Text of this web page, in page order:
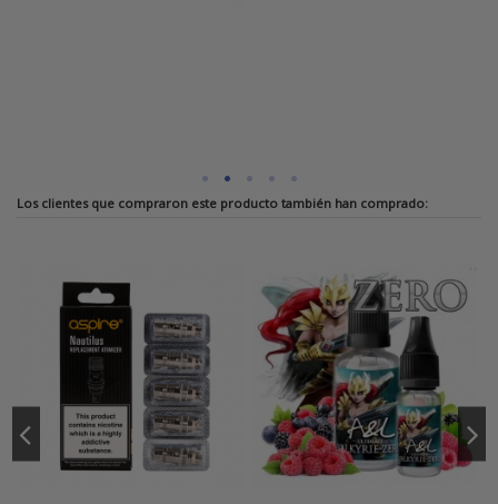
Los clientes que compraron este producto también han comprado: